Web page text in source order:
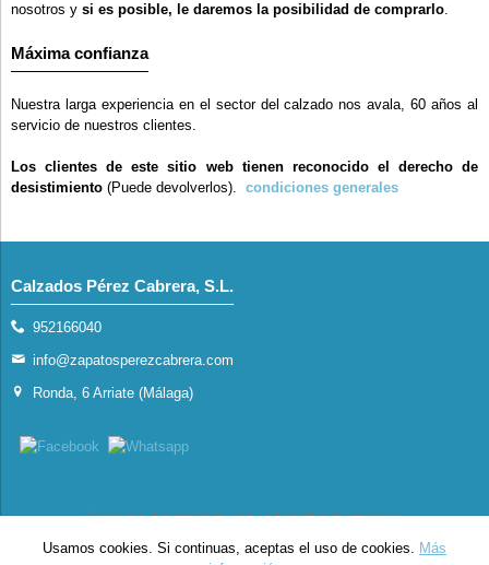
Usamos cookies. Si continuas, aceptas el uso de cookies. Más
nosotros y si es posible, le daremos la posibilidad de comprarlo.
Máxima confianza
Nuestra larga experiencia en el sector del calzado nos avala, 60 años al
servicio de nuestros clientes.
Los clientes de este sitio web tienen reconocido el derecho de
desistimiento (Puede devolverlos). condiciones generales
Calzados Pérez Cabrera, S.L.
952166040
info@zapatosperezcabrera.com
Ronda, 6 Arriate (Málaga)
Comercio desarrollado conLinkasoft LeKommerce